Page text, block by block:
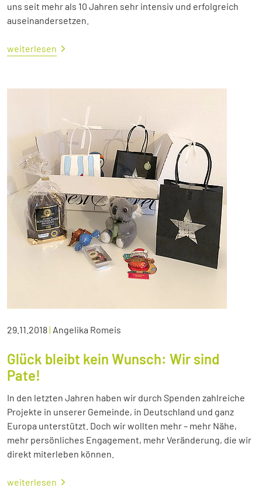
uns seit mehr als 10 Jahren sehr intensiv und erfolgreich
auseinandersetzen.
weiterlesen
29.11.2018| Angelika Romeis
Glück bleibt kein Wunsch: Wir sind
Pate!
In den letzten Jahren haben wir durch Spenden zahlreiche
Projekte in unserer Gemeinde, in Deutschland und ganz
Europa unterstützt. Doch wir wollten mehr – mehr Nähe,
mehr persönliches Engagement, mehr Veränderung, die wir
direkt miterleben können.
weiterlesen